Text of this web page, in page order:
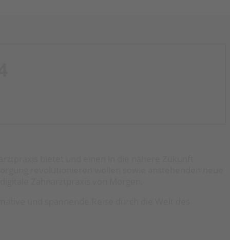
bietet und einen in die nähere Zukunft
Zahnarztpraxis von Morgen.
und spannende Reise durch die Welt des